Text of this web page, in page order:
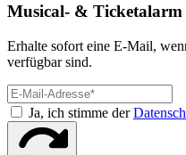
Musical- & Ticketalarm
Erhalte sofort eine E-Mail,
verfügbar sind.
Ja, ich stimme der